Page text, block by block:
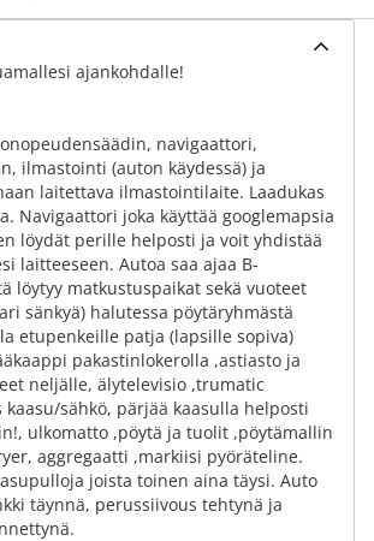
ajankohdalle!
navigaattori,
ilmastointi (auton käydessä) ja
laitettava ilmastointilaite. Laadukas
Navigaattori joka käyttää googlemapsia
löydät perille helposti ja voit yhdistää
laitteeseen. Autoa saa ajaa B-
löytyy matkustuspaikat sekä vuoteet
sänkyä) halutessa pöytäryhmästä
etupenkeille patja (lapsille sopiva)
pakastinlokerolla ,astiasto ja
neljälle, älytelevisio ,trumatic
kaasu/sähkö, pärjää kaasulla helposti
ulkomatto ,pöytä ja tuolit ,pöytämallin
aggregaatti ,markiisi pyöräteline.
joista toinen aina täysi. Auto
täynnä, perussiivous tehtynä ja